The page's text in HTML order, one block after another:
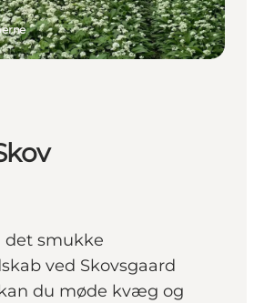
det smukke
ved Skovsgaard
du møde kvæg og